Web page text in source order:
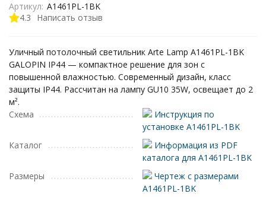
4.3 Написать отзыв
Артикул: A1461PL-1BK
Уличный потолочный светильник Arte Lamp A1461PL-1BK
GALOPIN IP44 — компактное решение для зон с
повышенной влажностью. Современный дизайн, класс
защиты IP44. Рассчитан на лампу GU10 35W, освещает до 2
м².
Схема
Инструкция по
установке A1461PL-1BK
Каталог
Информация из PDF
каталога для A1461PL-1BK
Размеры
Чертеж с размерами
A1461PL-1BK